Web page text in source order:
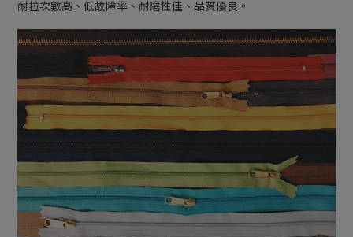
耐拉次數高、低故障率、耐磨性佳、品質優良。